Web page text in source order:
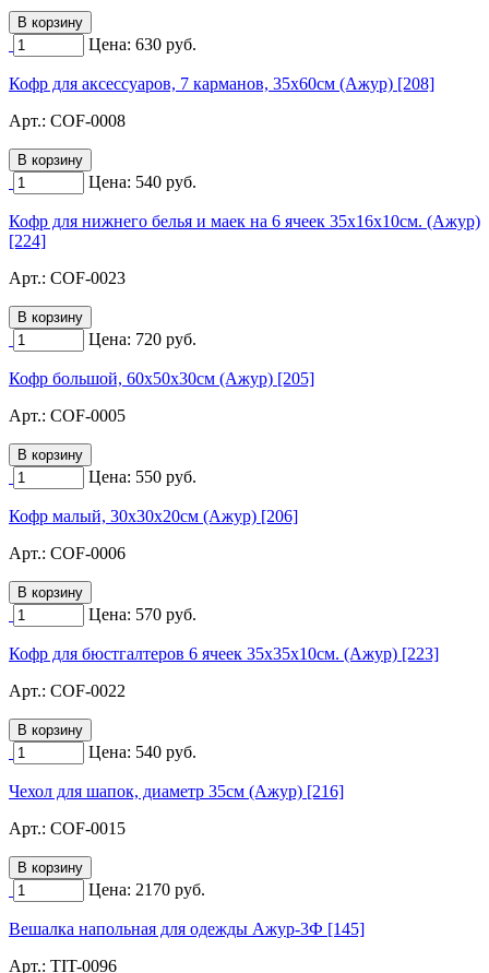
Цена: 630 руб.
Кофр для аксессуаров, 7 карманов, 35х60см (Ажур) [208]
Арт.: COF-0008
Цена: 540 руб.
Кофр для нижнего белья и маек на 6 ячеек 35х16х10см. (Ажур)
[224]
Арт.: COF-0023
Цена: 720 руб.
Кофр большой, 60х50х30см (Ажур) [205]
Арт.: COF-0005
Цена: 550 руб.
Кофр малый, 30х30х20см (Ажур) [206]
Арт.: COF-0006
Цена: 570 руб.
Кофр для бюстгалтеров 6 ячеек 35х35х10см. (Ажур) [223]
Арт.: COF-0022
Цена: 540 руб.
Чехол для шапок, диаметр 35см (Ажур) [216]
Арт.: COF-0015
Цена: 2170 руб.
Вешалка напольная для одежды Ажур-3Ф [145]
Арт.: TIT-0096